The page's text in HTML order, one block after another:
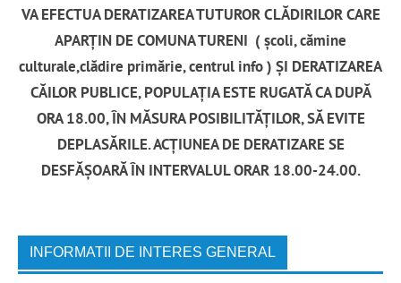
VA EFECTUA DERATIZAREA TUTUROR CLĂDIRILOR CARE
APARȚIN DE COMUNA TURENI ( școli, cămine
culturale,clădire primărie, centrul info ) ȘI DERATIZAREA
CĂILOR PUBLICE, POPULAȚIA ESTE RUGATĂ CA DUPĂ
ORA 18.00, ÎN MĂSURA POSIBILITĂȚILOR, SĂ EVITE
DEPLASĂRILE. ACȚIUNEA DE DERATIZARE SE
DESFĂȘOARĂ ÎN INTERVALUL ORAR 18.00-24.00.
INFORMATII DE INTERES GENERAL